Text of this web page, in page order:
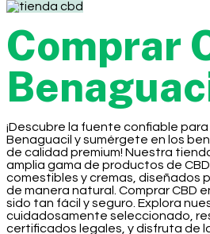
Comprar
¡Descubre la fuente confiable para
Benaguacil y sumérgete en los
de calidad premium! Nuestra
amplia gama de productos de
comestibles y cremas, diseñados
de manera natural. Comprar CBD
sido tan fácil y seguro. Explora
cuidadosamente seleccionado,
certificados legales, y disfruta de